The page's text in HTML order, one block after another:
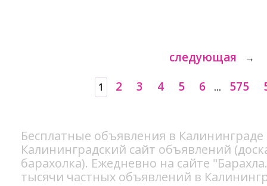
следующая →
1 2 3 4 5 6 ... 575
Бесплатные объявления в
Калининградский сайт объявлений
барахолка). Ежедневно на сайте
тысячи частных объявлений в